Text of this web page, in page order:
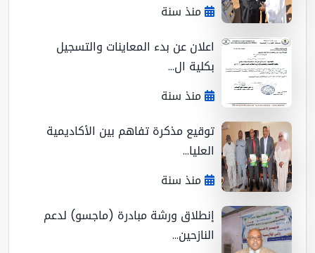
منذ سنة
اعلان عن بدء المعاينات والتسجيل
بكلية ال...
منذ سنة
توقيع مذكرة تفاهم بين الأكاديمية
العليا...
منذ سنة
إنطلاق ورشة مبادرة (ماجسو) لدعم
النازحين...